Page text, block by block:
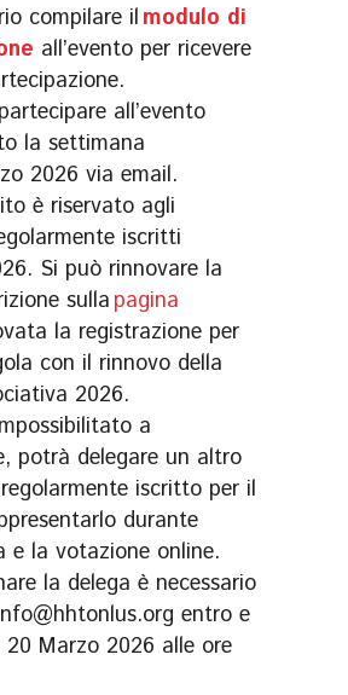
compilare ilmodulo di
all’evento per ricevere
all’evento
la settimana
2026 via email.
è riservato agli
iscritti
Si può rinnovare la
sullapagina
la registrazione per
con il rinnovo della
2026.
a
potrà delegare un altro
iscritto per il
durante
e la votazione online.
la delega è necessario
entro e
Marzo 2026 alle ore